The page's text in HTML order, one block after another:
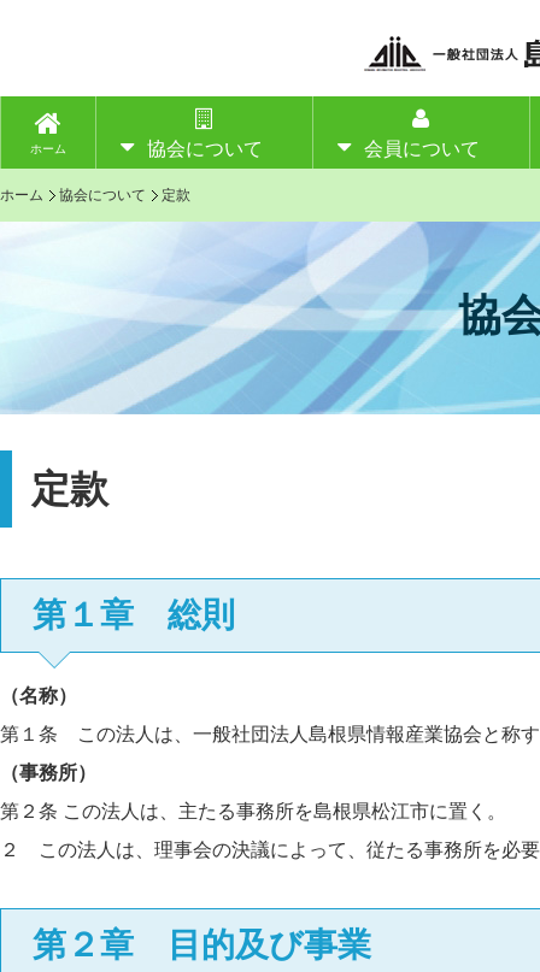
ホーム 協会について 会員について
ホーム 協会について 定款
協
定款
第１章 総則
（名称）
第１条 この法人は、一般社団法人島根県情報産業協会と称
（事務所）
第２条 この法人は、主たる事務所を島根県松江市に置く。
２ この法人は、理事会の決議によって、従たる事務所を必
第２章 目的及び事業